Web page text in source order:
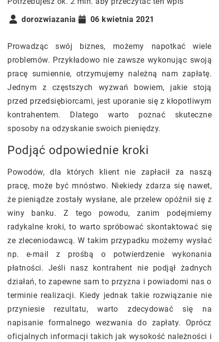
dorozwiazania
06 kwietnia 2021
Prowadząc swój biznes, możemy napotkać wiele
problemów. Przykładowo nie zawsze wykonując swoją
pracę sumiennie, otrzymujemy należną nam zapłatę.
Jednym z częstszych wyzwań bowiem, jakie stoją
przed przedsiębiorcami, jest uporanie się z kłopotliwym
kontrahentem. Dlatego warto poznać skuteczne
sposoby na odzyskanie swoich pieniędzy.
Podjąć odpowiednie kroki
Powodów, dla których klient nie zapłacił za naszą
pracę, może być mnóstwo. Niekiedy zdarza się nawet,
że pieniądze zostały wysłane, ale przelew opóźnił się z
winy banku. Z tego powodu, zanim podejmiemy
radykalne kroki, to warto spróbować skontaktować się
ze zleceniodawcą. W takim przypadku możemy wysłać
np. e-mail z prośbą o potwierdzenie wykonania
płatności. Jeśli nasz kontrahent nie podjął żadnych
działań, to zapewne sam to przyzna i powiadomi nas o
terminie realizacji. Kiedy jednak takie rozwiązanie nie
przyniesie rezultatu, warto zdecydować się na
napisanie formalnego wezwania do zapłaty. Oprócz
oficjalnych informacji takich jak wysokość należności i